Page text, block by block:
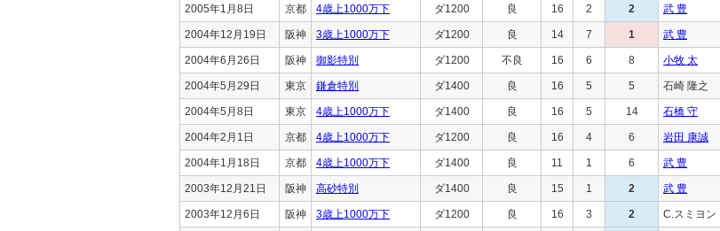
2005年1月8日 京都 4歳上1000万下 ダ1200 良 16 2 2 武 豊
2004年12月19日 阪神 3歳上1000万下 ダ1200 良 14 7 1 武 豊
2004年6月26日 阪神 御影特別 ダ1200 不良 16 6 8 小牧 太
2004年5月29日 東京 鎌倉特別 ダ1400 良 16 5 5 石崎 隆之
2004年5月8日 東京 4歳上1000万下 ダ1400 良 16 5 14 石橋 守
2004年2月1日 京都 4歳上1000万下 ダ1200 良 16 4 6 岩田 康誠
2004年1月18日 京都 4歳上1000万下 ダ1400 良 11 1 6 武 豊
2003年12月21日 阪神 高砂特別 ダ1400 良 15 1 2 武 豊
2003年12月6日 阪神 3歳上1000万下 ダ1200 良 16 3 2 C.スミヨン